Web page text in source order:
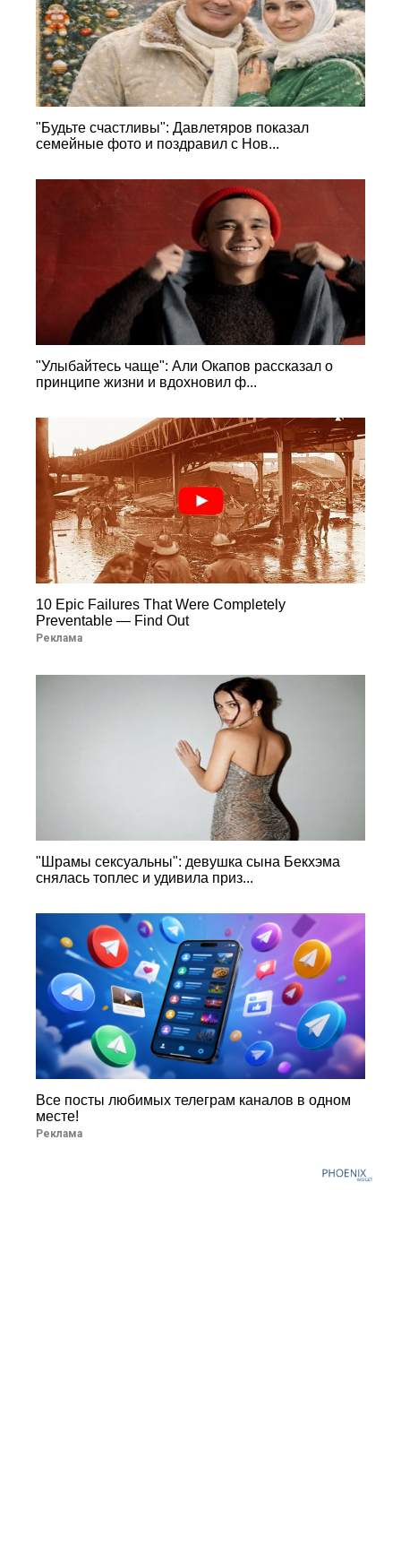
"Будьте счастливы": Давлетяров показал
семейные фото и поздравил с Нов...
"Улыбайтесь чаще": Али Окапов рассказал о
принципе жизни и вдохновил ф...
10 Epic Failures That Were Completely
Preventable — Find Out
Реклама
"Шрамы сексуальны": девушка сына Бекхэма
снялась топлес и удивила приз...
Все посты любимых телеграм каналов в одном
месте!
Реклама